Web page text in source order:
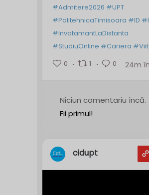
#Admitere2026 #UPT
#PolitehnicaTimisoara #ID
#InvatamantLaDistanta
#StudiuOnline #Cariera
0
1 0 24m
Niciun comentariu încă.
Fii primul!
cidupt